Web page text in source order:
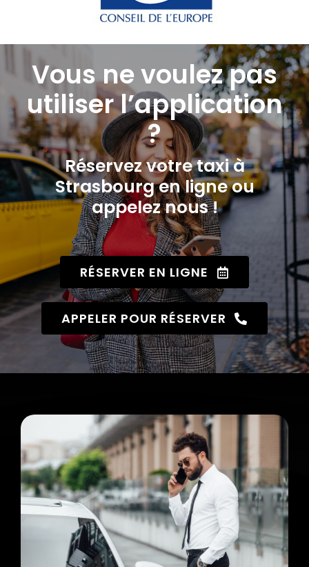
Vous ne voulez pas
utiliser l’application
?
Réservez votre taxi à
Strasbourg en ligne ou
appelez nous !
RÉSERVER EN LIGNE
APPELER POUR RÉSERVER